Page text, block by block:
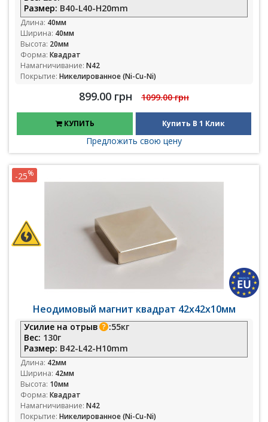
Размер: B40-L40-H20mm
Длина: 40мм
Ширина: 40мм
Высота: 20мм
Форма: Квадрат
Намагничивание: N42
Покрытие: Никелированное (Ni-Cu-Ni)
899.00 грн 1099.00 грн
КУПИТЬ Купить В 1 Клик
Предложить свою цену
Неодимовый магнит квадрат 42х42х10мм
Усилие на отрыв :55кг
Вес: 130г
Размер: B42-L42-H10mm
Длина: 42мм
Ширина: 42мм
Высота: 10мм
Форма: Квадрат
Намагничивание: N42
Покрытие: Никелированное (Ni-Cu-Ni)
-25%